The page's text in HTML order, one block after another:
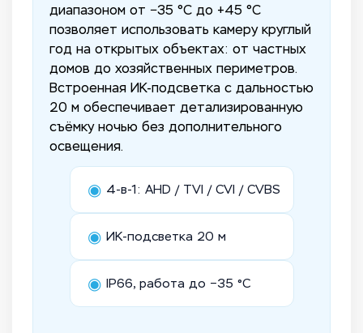
диапазоном от −35 °C до +45 °C
позволяет использовать камеру круглый
год на открытых объектах: от частных
домов до хозяйственных периметров.
Встроенная ИК-подсветка с дальностью
20 м обеспечивает детализированную
съёмку ночью без дополнительного
освещения.
◉ 4-в-1: AHD / TVI / CVI / CVBS
◉ ИК-подсветка 20 м
◉ IP66, работа до −35 °C